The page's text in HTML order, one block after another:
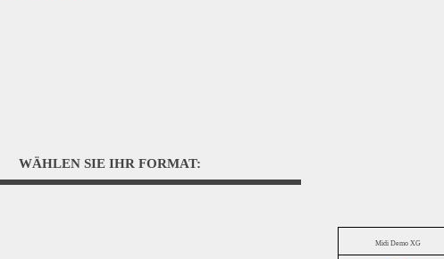
WÄHLEN SIE IHR FORMAT:
Midi Demo XG